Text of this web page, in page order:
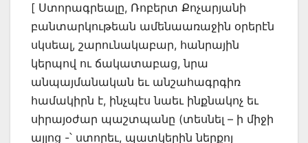
[ Ստորագրեալը, Ռոբերտ Քոչարյանի
բանտարկութեան ամենաառաջին օրերէն
սկսեալ, շարունակաբար, հանրային
կերպով ու ճակատաբաց, նրա
անպայմանական եւ անշահագրգիռ
համակիրն է, ինչպէս նաեւ ինքնակոչ եւ
սիրայօժար պաշտպանը (տեսնել – ի միջի
այլոց -՝ ստորեւ, պատկերին ներքոյ